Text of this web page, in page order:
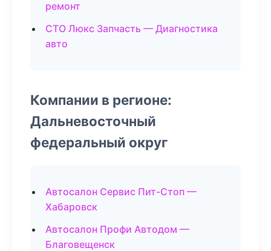
ремонт
СТО Люкс Запчасть — Диагностика
авто
Компании в регионе:
Дальневосточный
федеральный округ
Автосалон Сервис Пит-Стоп —
Хабаровск
Автосалон Профи Автодом —
Благовещенск